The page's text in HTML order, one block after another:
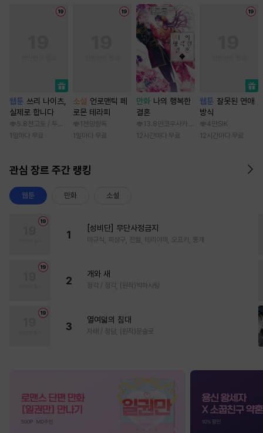
웹툰 쓰리 나이츠,
실제로 합니다
5.8천 고토 / 두나래
1일마다 무료
소설 언로맨틱 페
로몬 테라피
1천 망랑독
1일마다 무료
만화 나의 행복한
결혼
13.8만 코우사카 리토 / 아기토기 아쿠미
12시간마다 무료
웹툰 잘못된 연애
방식
4만 SIK
12시간마다 무료
관심 장르 주간 랭킹
웹툰 만화 소설
1
[성비단] 무단사정금지
마규식, 피상구, 진월, 테리야끼, 오프카, 뚱개
2
개와 새
정각 / 정각, (원작)박하사탕
3
열여덟의 침대
자태 / 청담, (원작)문슬로